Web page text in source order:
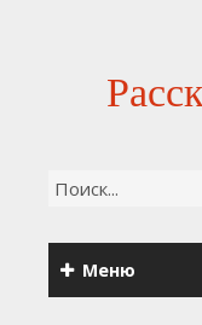
Меню